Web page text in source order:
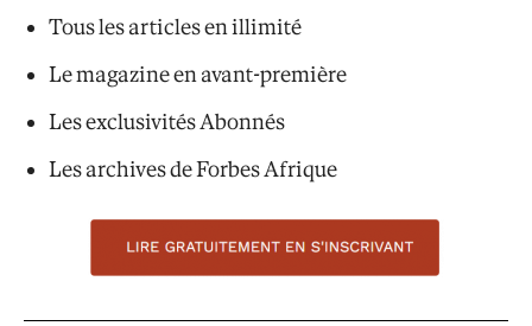
Tous les articles en illimité
Le magazine en avant-première
Les exclusivités Abonnés
Les archives de Forbes Afrique